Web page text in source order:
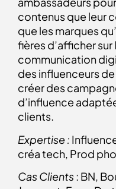
contenus que leur
que les marques
fières d’afficher
communication
des influenceurs
créer des
d’influence
clients.
Expertise :
créa tech, Prod
Cas Clients: BN,